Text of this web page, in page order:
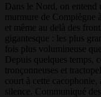
Dans le Nord, on entend
murmure de
et même au delà des
gigantesque : les plus
fois plus volumineuse
Depuis quelques temps,
tronçonneuses et
court à cette cacophonie,
silence. Communiqué